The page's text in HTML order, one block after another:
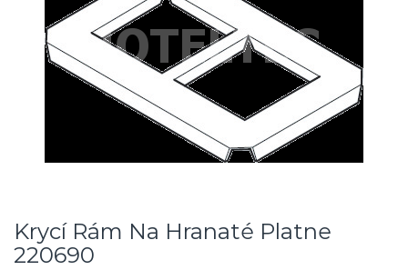
Krycí Rám Na Hranaté Platne
220690